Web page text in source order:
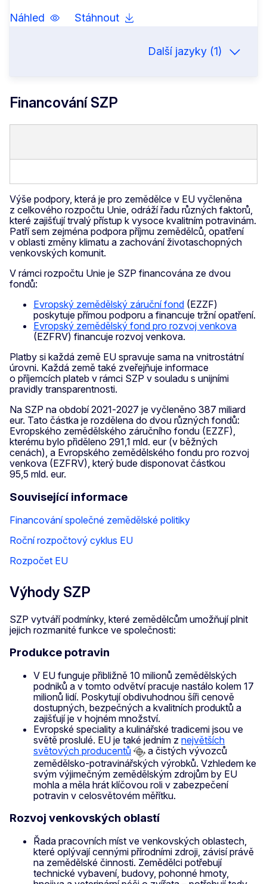
Náhled Stáhnout
Další jazyky (1)
Financování SZP
Výše podpory, která je pro zemědělce v EU vyčleněna
z celkového rozpočtu Unie, odráží řadu různých faktorů,
které zajišťují trvalý přístup k vysoce kvalitním potravinám.
Patří sem zejména podpora příjmu zemědělců, opatření
v oblasti změny klimatu a zachování životaschopných
venkovských komunit.
V rámci rozpočtu Unie je SZP financována ze dvou
fondů:
Evropský zemědělský záruční fond (EZZF)
poskytuje přímou podporu a financuje tržní opatření.
Evropský zemědělský fond pro rozvoj venkova
(EZFRV) financuje rozvoj venkova.
Platby si každá země EU spravuje sama na vnitrostátní
úrovni. Každá země také zveřejňuje informace
o příjemcích plateb v rámci SZP v souladu s unijními
pravidly transparentnosti.
Na SZP na období 2021‑2027 je vyčleněno 387 miliard
eur. Tato částka je rozdělena do dvou různých fondů:
Evropského zemědělského záručního fondu (EZZF),
kterému bylo přiděleno 291,1 mld. eur (v běžných
cenách), a Evropského zemědělského fondu pro rozvoj
venkova (EZFRV), který bude disponovat částkou
95,5 mld. eur.
Související informace
Financování společné zemědělské politiky
Roční rozpočtový cyklus EU
Rozpočet EU
Výhody SZP
SZP vytváří podmínky, které zemědělcům umožňují plnit
jejich rozmanité funkce ve společnosti:
Produkce potravin
V EU funguje přibližně 10 milionů zemědělských
podniků a v tomto odvětví pracuje nastálo kolem 17
milionů lidí. Poskytují obdivuhodnou šíři cenově
dostupných, bezpečných a kvalitních produktů a
zajišťují je v hojném množství.
Evropské speciality a kulinářské tradicemi jsou ve
světě proslulé. EU je také jedním z největších
světových producentů
a čistých vývozců
zemědělsko-potravinářských výrobků. Vzhledem ke
svým výjimečným zemědělským zdrojům by EU
mohla a měla hrát klíčovou roli v zabezpečení
potravin v celosvětovém měřítku.
Rozvoj venkovských oblastí
Řada pracovních míst ve venkovských oblastech,
které oplývají cennými přírodními zdroji, závisí právě
na zemědělské činnosti. Zemědělci potřebují
technické vybavení, budovy, pohonné hmoty,